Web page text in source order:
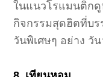
ในแนวโรแมนติกดู
กิจกรรมสุดฮิตที่บร
วันพิเศษๆ อย่าง วั